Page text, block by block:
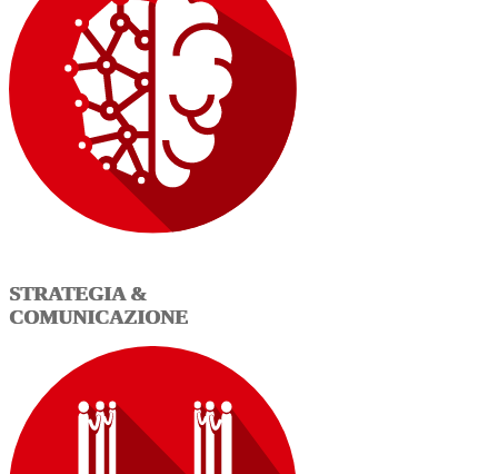
STRATEGIA &
COMUNICAZIONE